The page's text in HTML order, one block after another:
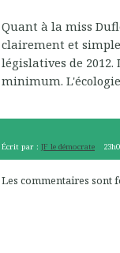
Quant à la miss
clairement et
législatives de 2012.
minimum.
Écrit par : JF le démocrate
Les commentaires sont